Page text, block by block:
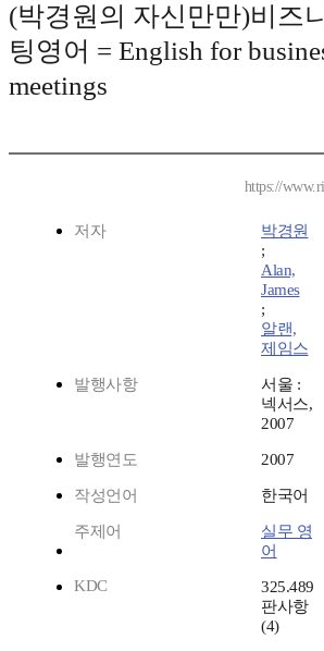
(박경원의 자신만만)비즈
팅영어 = English for
meetings
https://
저자
박경원
;
Alan,
James
;
알랜,
제임스
발행사항
서울 :
넥서스,
2007
발행연도 2007
작성언어 한국어
주제어
실무 영
어
KDC
325.489
판사항
(4)